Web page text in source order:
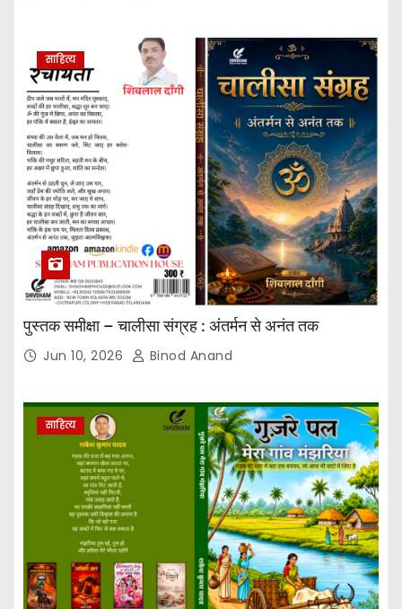
साहित्य
पुस्तक समीक्षा – चालीसा संग्रह : अंतर्मन से अनंत तक
Jun 10, 2026 Binod Anand
साहित्य